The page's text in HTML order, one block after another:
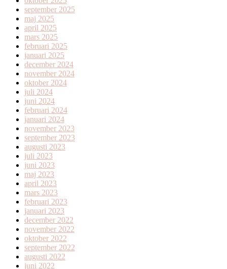
september 2025
maj 2025
april 2025
mars 2025
februari 2025
januari 2025
december 2024
november 2024
oktober 2024
juli 2024
juni 2024
februari 2024
januari 2024
november 2023
september 2023
augusti 2023
juli 2023
juni 2023
maj 2023
april 2023
mars 2023
februari 2023
januari 2023
december 2022
november 2022
oktober 2022
september 2022
augusti 2022
juni 2022